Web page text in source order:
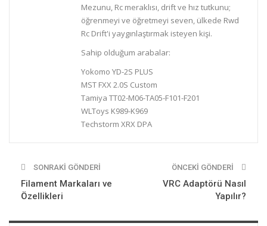
Mezunu, Rc meraklısı, drift ve hız tutkunu;
öğrenmeyi ve öğretmeyi seven, ülkede Rwd
Rc Drift'i yaygınlaştırmak isteyen kişi.
Sahip olduğum arabalar:
Yokomo YD-2S PLUS
MST FXX 2.0S Custom
Tamiya TT02-M06-TA05-F101-F201
WLToys K989-K969
Techstorm XRX DPA
SONRAKI GÖNDERI
Filament Markaları ve
Özellikleri
ÖNCEKI GÖNDERI
VRC Adaptörü Nasıl
Yapılır?